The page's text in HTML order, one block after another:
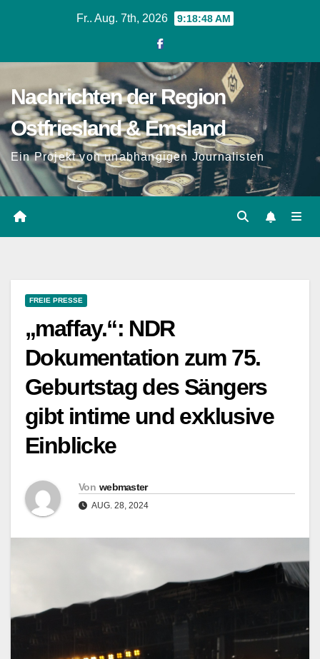
Fr.. Aug. 7th, 2026 9:18:49 AM
Nachrichten der Region
Ostfriesland & Emsland
Ein Projekt von unabhängigen Journalisten
FREIE PRESSE
„maffay.“: NDR
Dokumentation zum 75.
Geburtstag des Sängers
gibt intime und exklusive
Einblicke
Von webmaster
AUG. 28, 2024